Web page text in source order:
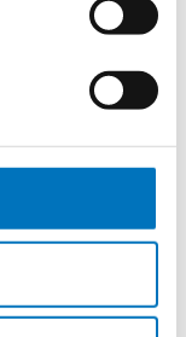
29 - 35 mm
FKM
4 / 4X / 6